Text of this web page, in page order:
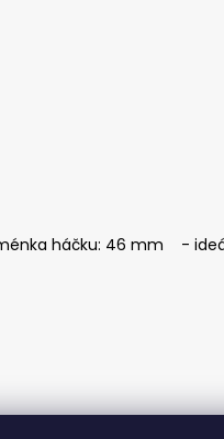
háčku: 46 mm -